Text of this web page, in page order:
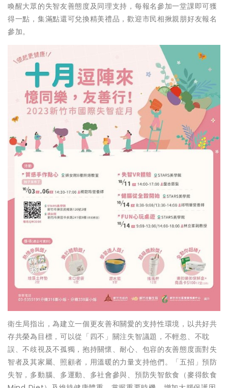
喚醒大眾的失智友善態度及同理支持，每報名參加一堂課即可獲
得一點，集滿點還可兌換精美禮品，歡迎市民相揪親朋好友報名
參加。
衛生局指出，為建立一個更友善和關愛的支持性環境，以共好共
存共榮為目標，可以從「四不」關注失智議題，不輕忽、不耽
誤、不歧視及不孤獨，抱持關懷、耐心、包容的友善態度面對失
智者及其家屬、照顧者，用溫暖的力量支持他們。「五招」預防
失智，多動腦、多運動、多社會參與、預防失智飲食（麥得飲食